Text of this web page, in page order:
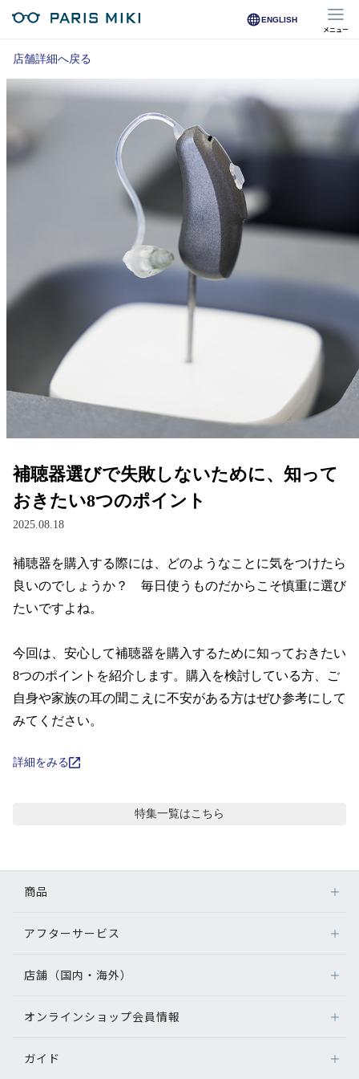
ENGLISH
メニュー
マイページ
Opera Club会員
オンラインショップ会員
※オンラインで会員登録された方
店舗検索/来店予約
商品を探す
レンズ
サングラス
補聴器
グッズ・小物
ブランド一覧
コンテンツを探す
スタッフコンテンツ
スタッフコンテンツ一覧
目のまめちしき
店舗詳細へ戻る
補聴器選びで失敗しないために、知って
おきたい8つのポイント
2025.08.18
補聴器を購入する際には、どのようなことに気をつけたら
良いのでしょうか？　毎日使うものだからこそ慎重に選び
たいですよね。
今回は、安心して補聴器を購入するために知っておきたい
8つのポイントを紹介します。購入を検討している方、ご
自身や家族の耳の聞こえに不安がある方はぜひ参考にして
みてください。
詳細をみる
特集一覧はこちら
商品
メガネ
サングラス
補聴器
グッズ・小物
アフターサービス
アフターサービス
メガネの不具合、修理について
補聴器に関するアフターサービス
店舗（国内・海外）
店舗検索
オンラインショップ会員情報
ログイン
ガイド